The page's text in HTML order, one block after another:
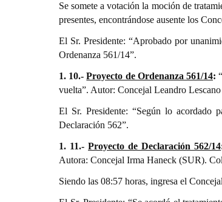
Se somete a votación la moción de
presentes, encontrándose ausente los
El Sr. Presidente: “Aprobado por
Ordenanza 561/14”.
1. 10.-Proyecto de Ordenanza 561/14:
vuelta”. Autor: Concejal Leandro
El Sr. Presidente: “Según lo acordado
Declaración 562”.
1. 11.-Proyecto de Declaración 562/14
Autora: Concejal Irma Haneck (SUR).
Siendo las 08:57 horas, ingresa el